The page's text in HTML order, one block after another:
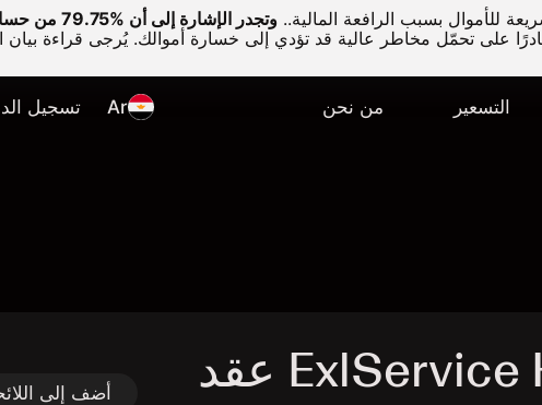
للأموال بسبب الرافعة المالية..
وتجدر
على تحمّل مخاطر عالية قد تؤدي إلى خسارة أموالك. يُرجى قراءة بيان
التسعير من نحن Ar تسجيل
تداول ExlService Holdings Inc - EXLS عقد أضف إلى